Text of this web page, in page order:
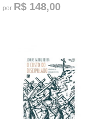
por R$ 148,00